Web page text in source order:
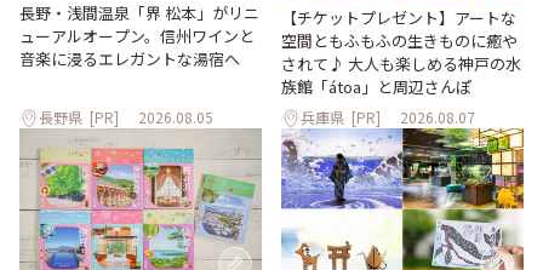
長野・浅間温泉「界 松本」がリニ
ューアルオープン。信州ワインと
音楽に浸るエレガントな湯宿へ
長野県 [PR] 2026.08.05
【チケットプレゼント】アートな
空間ともふもふの生きものに癒や
されて♪ 大人も楽しめる神戸の水
族館「átoa」と周辺さんぽ
兵庫県 [PR] 2026.08.07